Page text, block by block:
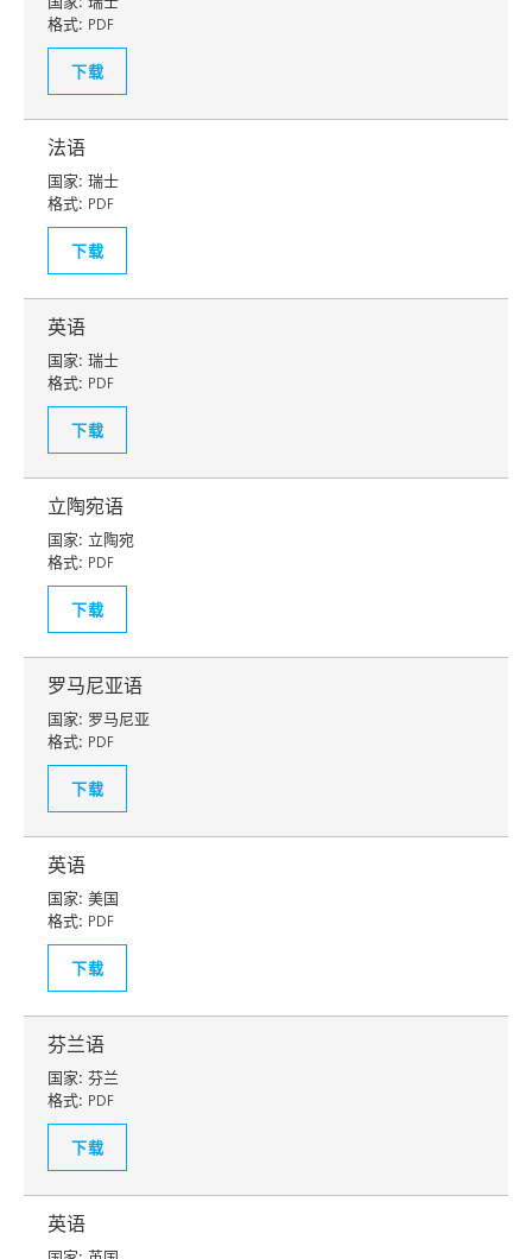
格式: PDF
下载
法语
国家: 瑞士
格式: PDF
下载
英语
国家: 瑞士
格式: PDF
下载
立陶宛语
国家: 立陶宛
格式: PDF
下载
罗马尼亚语
国家: 罗马尼亚
格式: PDF
下载
英语
国家: 美国
格式: PDF
下载
芬兰语
国家: 芬兰
格式: PDF
下载
英语